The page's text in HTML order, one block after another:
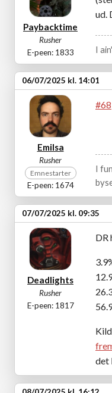
Paybacktime
Rusher
E-peen: 1833
ud.
I
06/07/2025 kl. 14:01
Emilsa
Rusher
Emnestarter
E-peen: 1674
#68
I
07/07/2025 kl. 09:35
Deadlights
Rusher
E-peen: 1817
DR
det